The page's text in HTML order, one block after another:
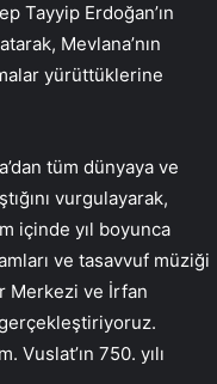
Tayyip Erdoğan’ın
Mevlana’nın
yürüttüklerine
tüm dünyaya ve
vurgulayarak,
içinde yıl boyunca
ve tasavvuf müziği
Merkezi ve İrfan
750. yılı